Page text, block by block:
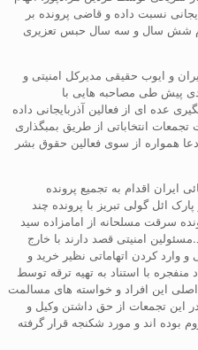
نسبت داده و قاضی پرونده بر
شش سال و سه سال حبس تعزیری
و ایوب حقیقی مدیرکل امنیتی و
پیش طی مصاحبه هایی با
عده ای از فعالین آذربایجانی داده
انتخاباتی از طریق بمبگذاری
همواره از سوی فعالین حقوق بشر
ایران اقدام به تجمیع پرونده
۱ خرداد ۸۸ (۲۲ می ۲۰۰۹) در پارک ائل گولی تبریز با پرونده چند
سرقت مسلحانه از امامزاده سید
امنیتی قصد دارند با خارج
وارد کردن اتهاماتی نظیر خرید و
با استناد به تهیه ترقه توسط
اصلی این افراد و خواسته های مسالمت
این تجمعات از حق داشتن وکیل و
بوده اند و مورد شکنجه قرار گرفته